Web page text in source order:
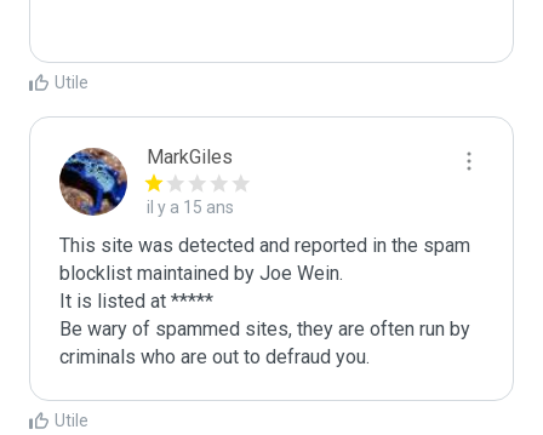
Utile
MarkGiles
il y a 15 ans
This site was detected and reported in the spam
blocklist maintained by Joe Wein.
It is listed at *****
Be wary of spammed sites, they are often run by
criminals who are out to defraud you.
Utile